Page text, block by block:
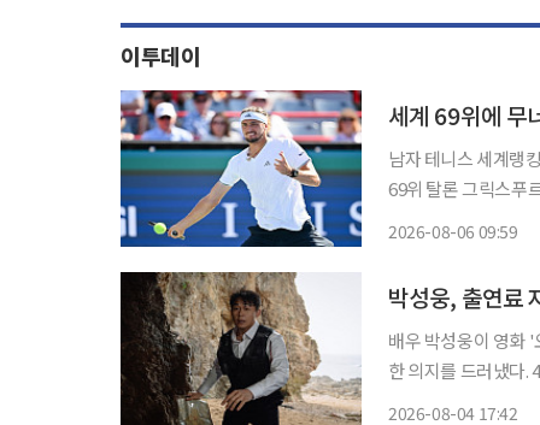
이투데이
세계 69위에 무
남자 테니스 세계랭
69위 탈론 그릭스푸르(네덜란드)에
2026-08-06 09:59
박성웅, 출연료
배우 박성웅이 영화
한 의지를 드러냈다. 4일 서울 종로구 삼청동의 한 카페에서 진행된 영화 '오케이 마담2' 인터
2026-08-04 17:42